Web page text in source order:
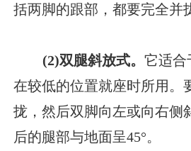
括两脚的跟部，都要完全并
(2)双腿斜放式。它适合
在较低的位置就座时所用。
拢，然后双脚向左或向右侧
后的腿部与地面呈45°。